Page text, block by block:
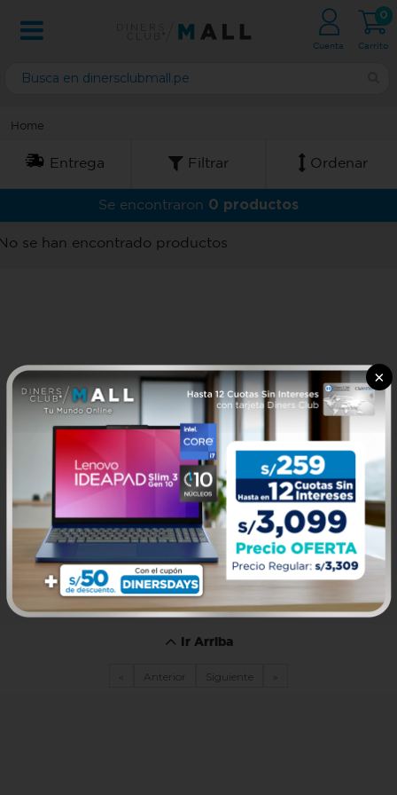
Cuenta Carrito
0
Home
Entrega Filtrar Ordenar
Se encontraron 0 productos
se han encontrado productos
Ir Arriba
Anterior Siguiente
×